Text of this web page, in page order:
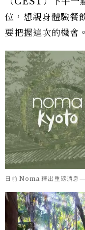
位，想親身體驗餐
要把握這次的機會。
日前 Noma 釋出重磅消息—